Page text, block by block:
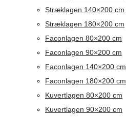
Stræklagen 140×200 cm
Stræklagen 180×200 cm
Faconlagen 80×200 cm
Faconlagen 90×200 cm
Faconlagen 140×200 cm
Faconlagen 180×200 cm
Kuvertlagen 80×200 cm
Kuvertlagen 90×200 cm